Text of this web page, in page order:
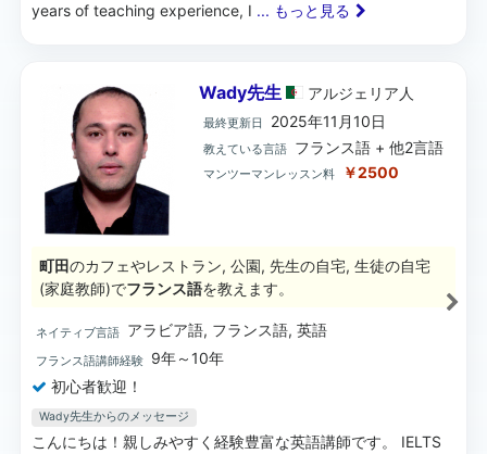
years of teaching experience, I ... もっと見る
Wady先生 アルジェリア 人
最終更新日 2025年11月10日
教えている言語 フランス語 + 他2言語
マンツーマンレッスン料 ￥2500
町田のカフェやレストラン, 公園, 先生の自宅, 生徒の自宅
(家庭教師)でフランス語を教えます。
ネイティブ言語 アラビア語, フランス語, 英語
フランス語講師経験
9年～10年
初心者歓迎！
Wady先生からのメッセージ
こんにちは！親しみやすく経験豊富な英語講師です。 IELTS